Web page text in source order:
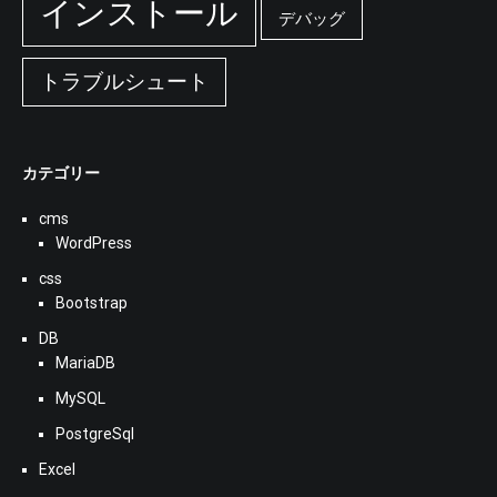
インストール デバッグ
トラブルシュート
カテゴリー
cms
WordPress
css
Bootstrap
DB
MariaDB
MySQL
PostgreSql
Excel